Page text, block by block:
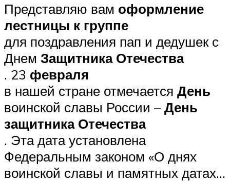
Представляю вам оформление
лестницы к группе
для поздравления пап и дедушек с
Днем Защитника Отечества
. 23 февраля
в нашей стране отмечается День
воинской славы России – День
защитника Отечества
. Эта дата установлена
Федеральным законом «О днях
воинской славы и памятных датах…